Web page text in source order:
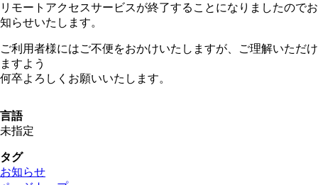
リモートアクセスサービスが終了することになりましたのでお
知らせいたします。
ご利用者様にはご不便をおかけいたしますが、ご理解いただけ
ますよう
何卒よろしくお願いいたします。
言語
未指定
タグ
お知らせ